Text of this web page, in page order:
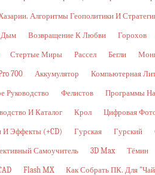
Алгоритмы Геополитики И
Дым Возвращение К Любви Горохов
Стертые Миры Рассел Бегли
700 Аккумулятор Компьютерная
Руководство Фелистов Программы
И Каталог Крол Цифровая
И Эффекты (+CD) Гурская Гурский
Самоучитель 3D Max Тёмин
Flash MX Как Собрать ПК. Для